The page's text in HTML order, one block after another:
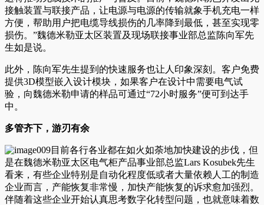
接触装置与联接产品，让电源与电源的传输就象手机充电一样
方便，帮助用户把电缆导线损伤的几率降到最低，甚至实现零
损伤。”魏德米勒亚太区装置及现场联接事业部总监陈向军先
生如是说。
此外，陈向军先生提到的快速服务也让人印象深刻。客户免费
提供3D模型嵌入设计模块，如果客户在设计中需要电气试
验，向魏德米勒申请的样品可通过“72小时服务”便可到达手
中。
多管齐下，游刃有余
目前各行各业都在如火如荼地加快建设的步伐，但
是在魏德米勒亚太区电气柜产品事业部总监Lars Kosubek先生
看来，有些企业特别是自动化程度低或者大量依赖人工的制造
企业而言，产能恢复非常慢，加快产能恢复的诉求愈加强烈。
伴随着这些企业开始认真思考数字化转型问题，也就意味着数